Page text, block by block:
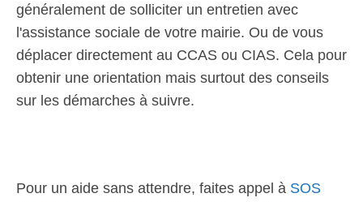
généralement de solliciter un entretien avec
l'assistance sociale de votre mairie. Ou de vous
déplacer directement au CCAS ou CIAS. Cela pour
obtenir une orientation mais surtout des conseils
sur les démarches à suivre.
Pour un aide sans attendre, faites appel à SOS